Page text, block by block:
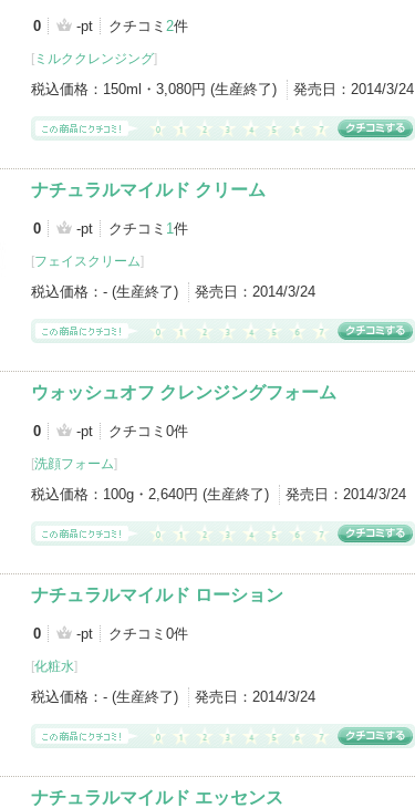
0 -pt クチコミ 2件
[ ミルククレンジング]
税込価格： 150ml・3,080円 (生産終了) 発売日： 2014/3/24
ナチュラルマイルド クリーム
0 -pt クチコミ 1件
[フェイスクリーム]
税込価格： - (生産終了) 発売日： 2014/3/24
ウォッシュオフ クレンジングフォーム
0 -pt クチコミ0件
[洗顔フォーム]
税込価格： 100g・2,640円 (生産終了) 発売日： 2014/3/24
ナチュラルマイルド ローション
0 -pt クチコミ0件
[化粧水]
税込価格： - (生産終了) 発売日： 2014/3/24
ナチュラルマイルド エッセンス